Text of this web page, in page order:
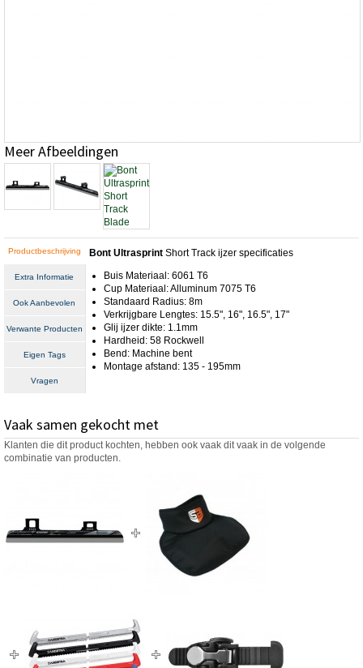
Meer Afbeeldingen
Productbeschrijving
Extra Informatie
Ook Aanbevolen
Verwante Producten
Eigen Tags
Vragen
Bont Ultrasprint Short Track ijzer specificaties
Buis Materiaal: 6061 T6
Cup Materiaal: Alluminum 7075 T6
Standaard Radius: 8m
Verkrijgbare Lengtes: 15.5", 16", 16.5", 17"
Glij ijzer dikte: 1.1mm
Hardheid: 58 Rockwell
Bend: Machine bent
Montage afstand: 135 - 195mm
Vaak samen gekocht met
Klanten die dit product kochten, hebben ook vaak dit vaak in de volgende
combinatie van producten.